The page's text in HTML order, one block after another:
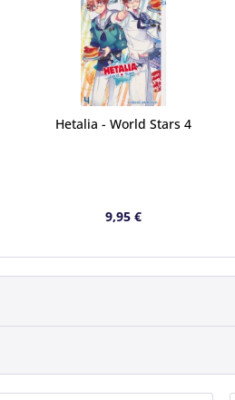
Hetalia - World Stars 4
9,95 €